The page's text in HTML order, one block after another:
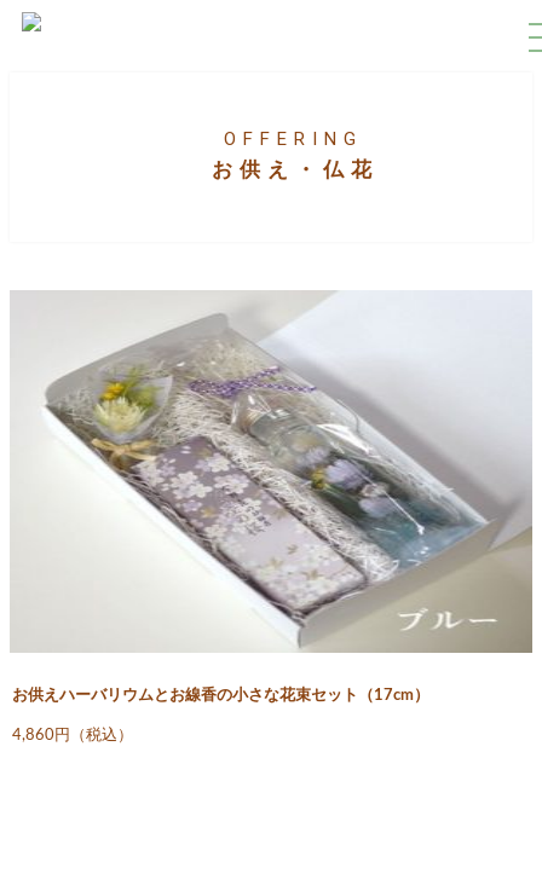
OFFERING
お供え・仏花
お供えハーバリウムとお線香の小さな花束セット（17cm）
4,860円（税込）